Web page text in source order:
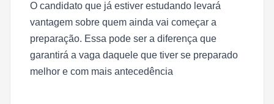
O candidato que já estiver estudando levará
vantagem sobre quem ainda vai começar a
preparação. Essa pode ser a diferença que
garantirá a vaga daquele que tiver se preparado
melhor e com mais antecedência